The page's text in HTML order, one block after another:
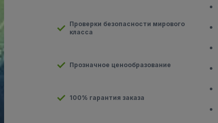
Проверки безопасности мирового
класса
Прозначное ценообразование
100% гарантия заказа